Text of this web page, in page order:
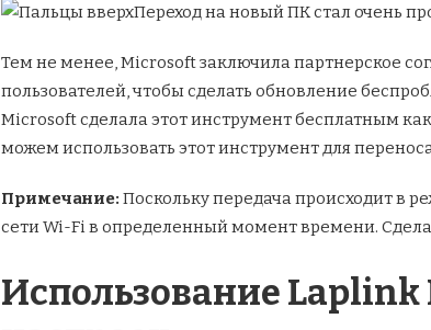
Переход на новый ПК стал очень
Тем не менее, Microsoft заключила партнерское
пользователей, чтобы сделать обновление
Microsoft сделала этот инструмент бесплатным
можем использовать этот инструмент для
Примечание: Поскольку передача происходит в
сети Wi-Fi в определенный момент времени.
Использование Laplink